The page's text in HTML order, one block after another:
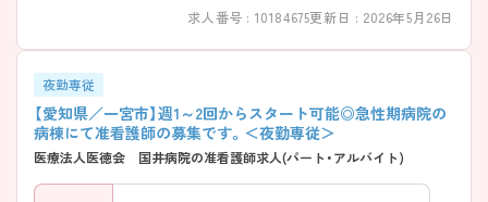
求人番号 : 10184675更新日 : 2026年5月26日
夜勤専従
【愛知県／一宮市】週1～2回からスタート可能◎急性期病院の
病棟にて准看護師の募集です。＜夜勤専従＞
医療法人医徳会 国井病院の准看護師求人(パート・アルバイト)